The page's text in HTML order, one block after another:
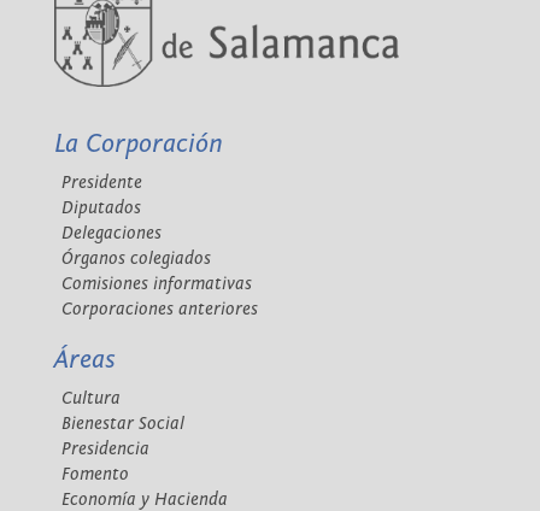
La Corporación
Presidente
Diputados
Delegaciones
Órganos colegiados
Comisiones informativas
Corporaciones anteriores
Áreas
Cultura
Bienestar Social
Presidencia
Fomento
Economía y Hacienda